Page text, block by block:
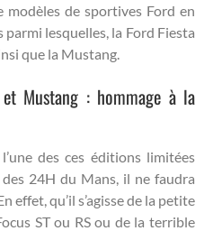
modèles de sportives Ford en
lesquelles, la Ford Fiesta
que la Mustang.
et Mustang : hommage à la
des ces éditions limitées
24H du Mans, il ne faudra
effet, qu’il s’agisse de la petite
ST ou RS ou de la terrible